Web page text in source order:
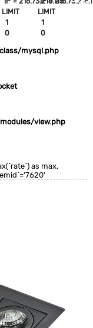
LIMIT
1
0
LIMIT
1
0
mysql.php
view.php
as max,